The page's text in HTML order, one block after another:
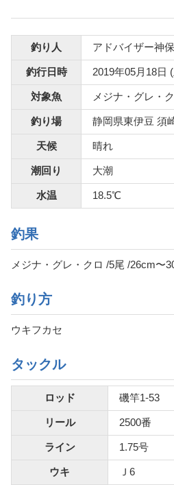
釣り人 アドバイザー神
釣行日時 2019年05月18日
対象魚 メジナ・グレ・
釣り場 静岡県東伊豆 須
天候 晴れ
潮回り 大潮
水温 18.5℃
釣果
メジナ・グレ・クロ /5尾 /26cm〜
釣り方
ウキフカセ
タックル
ロッド 磯竿1-53
リール 2500番
ライン 1.75号
ウキ Ｊ6